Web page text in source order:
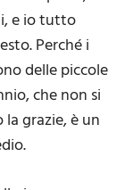
e io tutto
Perché i
delle piccole
che non si
grazie, è un